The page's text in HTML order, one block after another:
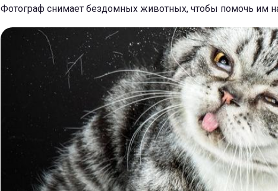
Фотограф снимает бездомных животных, чтобы помочь им